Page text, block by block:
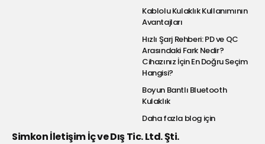
Kablolu Kulaklık Kullanımının
Avantajları
Hızlı Şarj Rehberi: PD ve QC
Arasındaki Fark Nedir?
Cihazınız İçin En Doğru Seçim
Hangisi?
Boyun Bantlı Bluetooth
Kulaklık
Daha fazla blog için
Simkon İletişim İç ve Dış Tic. Ltd. Şti.